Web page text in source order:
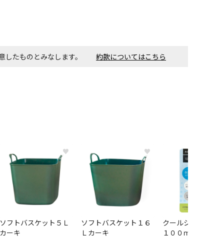
意したものとみなします。 約款についてはこちら
♥
ソフトバスケット５Ｌ
カーキ
♥
ソフトバスケット１６
Ｌカーキ
クールシャツスプ
１００ｍｌ